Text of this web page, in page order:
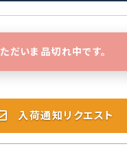
ただいま品切れ中です。
入荷通知リクエスト